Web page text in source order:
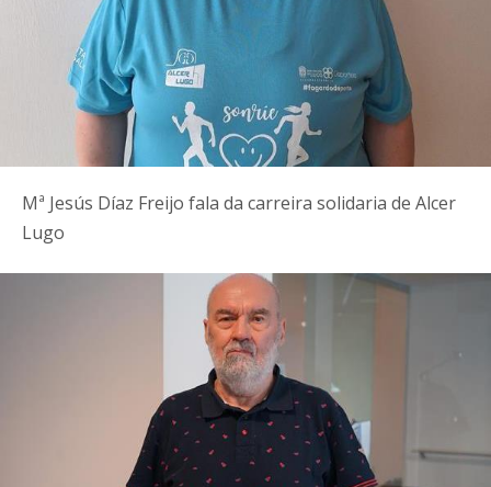
Mª Jesús Díaz Freijo fala da carreira solidaria de Alcer
Lugo